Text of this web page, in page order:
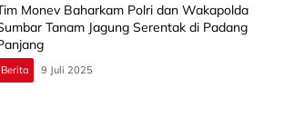
Monev Baharkam Polri dan Wakapolda
Tanam Jagung Serentak di Padang
Berita 9 Juli 2025